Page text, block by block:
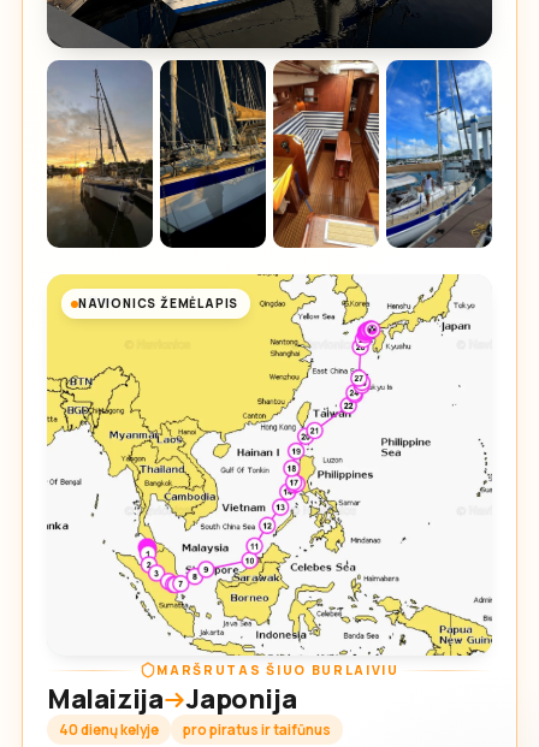
NAVIONICS ŽEMĖLAPIS
MARŠRUTAS ŠIUO BURLAIVIU
Malaizija Japonija
40 dienų kelyje pro piratus ir taifūnus